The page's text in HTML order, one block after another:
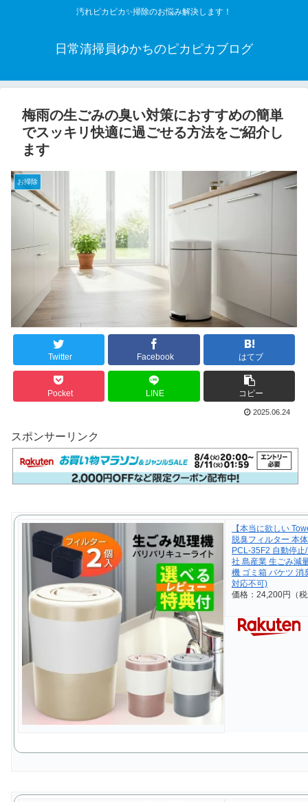
汚れピカピカ✨掃除のお悩み解決します！
日常清掃員ゆかちのピカピカブログ
梅雨の生ごみの臭い対策におすすめの簡単
でスッキリ快適に過ごせる方法をご紹介し
ます
お掃除
Twitter Facebook はてブ
Pocket LINE コピー
2025.06.24
スポンサーリンク
【本当に欲しい
脱臭フィルター 本
PCL-35F2 自動停
社 島産業 生ごみ減
機 ゴミ箱 バケツ 消
対応不可)
価格：24,200円（